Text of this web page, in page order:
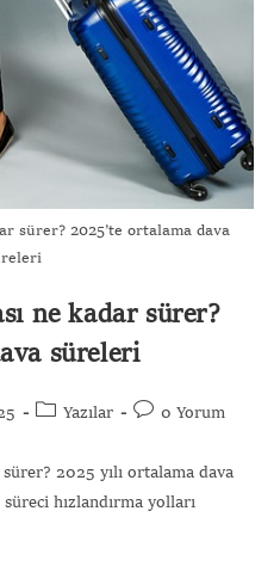
sürer? 2025’te ortalama dava
ne kadar sürer?
süreleri
Yazılar 0 Yorum
2025 yılı ortalama dava
hızlandırma yolları